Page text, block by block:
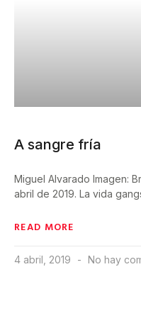
A sangre fría
Miguel Alvarado Imagen:
abril de 2019. La vida
READ MORE
4 abril, 2019 No hay